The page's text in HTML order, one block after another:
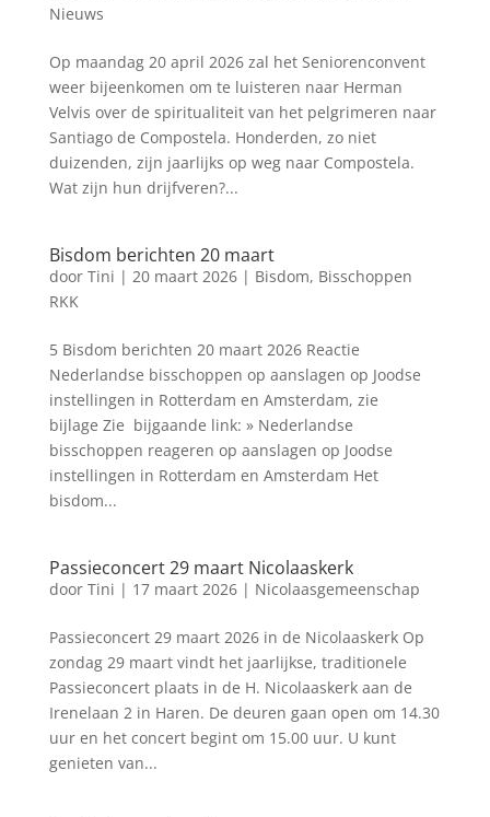
Nieuws
Op maandag 20 april 2026 zal het Seniorenconvent
weer bijeenkomen om te luisteren naar Herman
Velvis over de spiritualiteit van het pelgrimeren naar
Santiago de Compostela. Honderden, zo niet
duizenden, zijn jaarlijks op weg naar Compostela.
Wat zijn hun drijfveren?...
Bisdom berichten 20 maart
door Tini | 20 maart 2026| Bisdom, Bisschoppen
RKK
5 Bisdom berichten 20 maart 2026 Reactie
Nederlandse bisschoppen op aanslagen op Joodse
instellingen in Rotterdam en Amsterdam, zie
bijlage Zie bijgaande link: » Nederlandse
bisschoppen reageren op aanslagen op Joodse
instellingen in Rotterdam en Amsterdam Het
bisdom...
Passieconcert 29 maart Nicolaaskerk
door Tini | 17 maart 2026| Nicolaasgemeenschap
Passieconcert 29 maart 2026 in de Nicolaaskerk Op
zondag 29 maart vindt het jaarlijkse, traditionele
Passieconcert plaats in de H. Nicolaaskerk aan de
Irenelaan 2 in Haren. De deuren gaan open om 14.30
uur en het concert begint om 15.00 uur. U kunt
genieten van...